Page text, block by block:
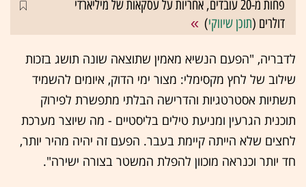
פחות מ-20 עובדים, אחריות על עסקאות של מיליארדי
דולרים (תוכן שיווקי)
לדבריה, "הפעם הנשיא מאמין שתוצאה שונה תושג בזכות
שילוב של לחץ מקסימלי: מצור ימי הדוק, איומים להשמיד
תשתיות אסטרטגיות והדרישה הבלתי מתפשרת לפירוק
תוכנית הגרעין ומניעת טילים בליסטיים - מה שיוצר מערכת
לחצים שלא הייתה קיימת בעבר. הפעם זה יהיה מהיר יותר,
חד יותר וכנראה מוכוון להפלת המשטר בצורה ישירה".